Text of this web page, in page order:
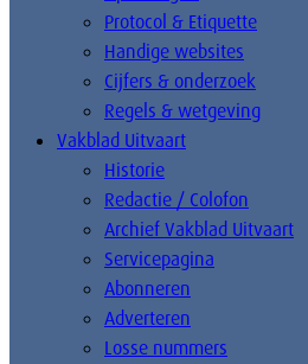
Protocol & Etiquette
Handige websites
Cijfers & onderzoek
Regels & wetgeving
Vakblad Uitvaart
Historie
Redactie / Colofon
Archief Vakblad Uitvaart
Servicepagina
Abonneren
Adverteren
Losse nummers